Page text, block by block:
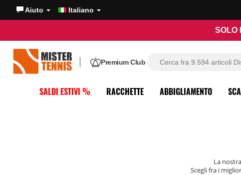
Aiuto Italiano
SOLO
Premium Club
SALDI ESTIVI % RACCHETTE ABBIGLIAMENTO
La
Scegli fra i